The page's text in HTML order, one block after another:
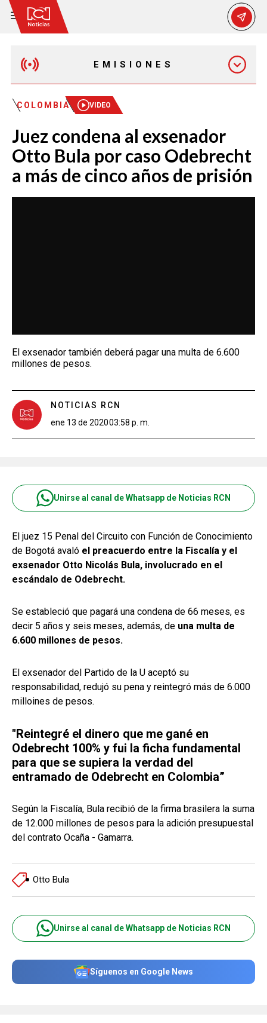
EMISIONES
EMISIÓN 12:30 PM
EMISIÓN 7:00 PM
COLOMBIA VIDEO
Juez condena al exsenador
Otto Bula por caso Odebrecht
a más de cinco años de prisión
El exsenador también deberá pagar una multa de 6.600
millones de pesos.
NOTICIAS RCN
ene 13 de 202003:58 p. m.
Unirse al canal de Whatsapp de Noticias RCN
El juez 15 Penal del Circuito con Función de Conocimiento
de Bogotá avaló el preacuerdo entre la Fiscalía y el
exsenador Otto Nicolás Bula, involucrado en el
escándalo de Odebrecht.
Se estableció que pagará una condena de 66 meses, es
decir 5 años y seis meses, además, de una multa de
6.600 millones de pesos.
El exsenador del Partido de la U aceptó su
responsabilidad, redujó su pena y reintegró más de 6.000
milloines de pesos.
"Reintegré el dinero que me gané en
Odebrecht 100% y fui la ficha fundamental
para que se supiera la verdad del
entramado de Odebrecht en Colombia”
Según la Fiscalía, Bula recibió de la firma brasilera la suma
de 12.000 millones de pesos para la adición presupuestal
del contrato Ocaña - Gamarra.
Otto Bula
Unirse al canal de Whatsapp de Noticias RCN
Síguenos en Google News